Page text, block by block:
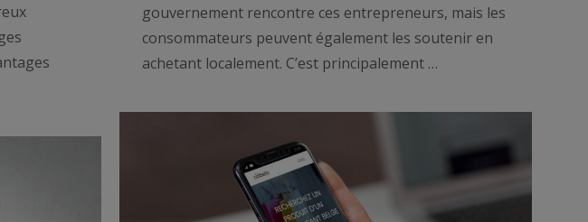
gouvernement rencontre ces entrepreneurs, mais les
consommateurs peuvent également les soutenir en
achetant localement. C’est principalement …